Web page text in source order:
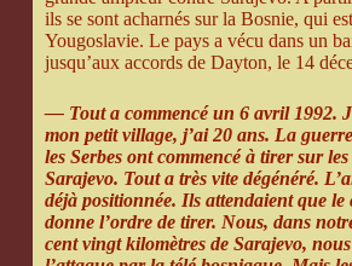
ils se sont acharnés sur la Bosnie, qui
Yougoslavie. Le pays a vécu dans un
jusqu’aux accords de Dayton, le 14
— Tout a commencé un 6 avril 1992.
mon petit village, j’ai 20 ans. La
les Serbes ont commencé à tirer sur
Sarajevo. Tout a très vite dégénéré.
déjà positionnée. Ils attendaient que le
donne l’ordre de tirer. Nous, dans
cent vingt kilomètres de Sarajevo,